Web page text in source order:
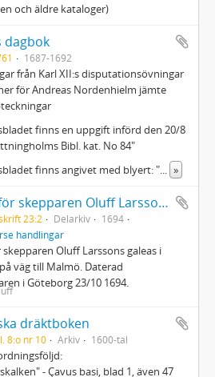
och äldre kataloger)
dagbok
1687-1692
från Karl XII:s disputationsövningar
för Andreas Nordenhielm jämte
finns en uppgift införd den 20/8
Bibl. kat. No 84"
finns angivet med blyert: "... »
Tullista för skepparen Oluff Larssons galeas
23:2 Delarkiv
1694
handlingar
Oluff Larssons galeas i
väg till Malmö. Daterad
i Göteborg 23/10 1694.
dräktboken
8:o nr 10 Arkiv 1600-tal
- Çavus basi, blad 1, även 47